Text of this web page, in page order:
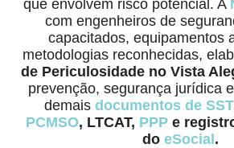
que envolvem risco potencial. A
com engenheiros de
capacitados, equipamentos
metodologias reconhecidas,
de Periculosidade no Vista
prevenção, segurança jurídica
demais documentos de SST
PCMSO, LTCAT, PPP e
do eSocial.